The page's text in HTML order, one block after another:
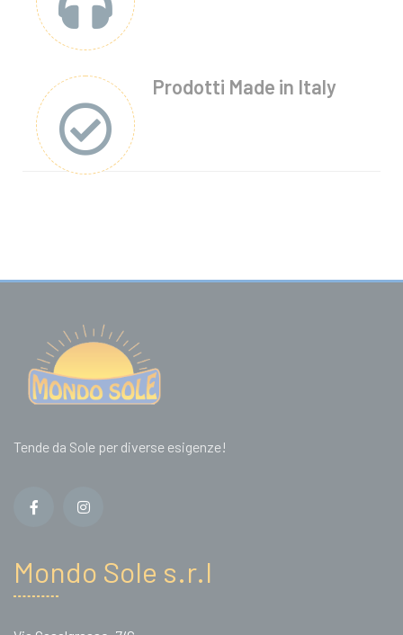
Prodotti Made in Italy
Tende da Sole per diverse esigenze!
Mondo Sole s.r.l